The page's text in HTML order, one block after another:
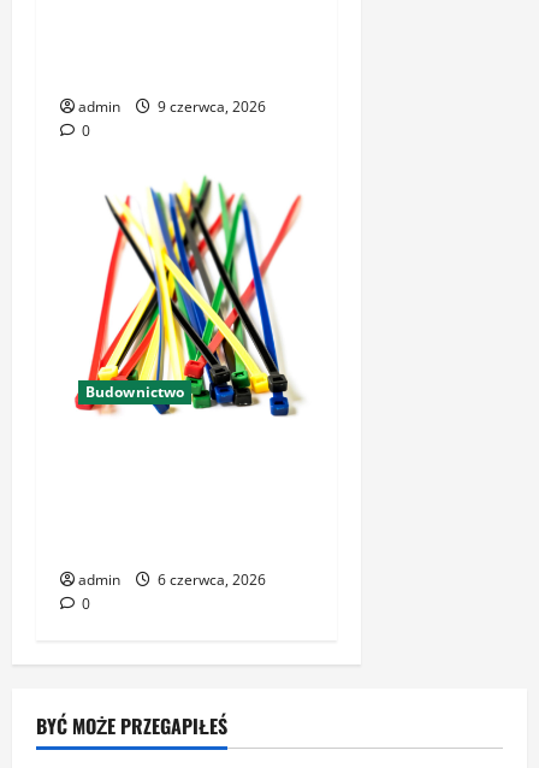
admin
9 czerwca, 2026
0
Budownictwo
admin
6 czerwca, 2026
0
BYĆ MOŻE PRZEGAPIŁEŚ